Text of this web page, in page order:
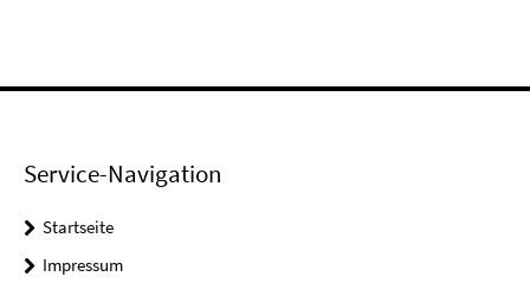
Service-Navigation
Startseite
Impressum